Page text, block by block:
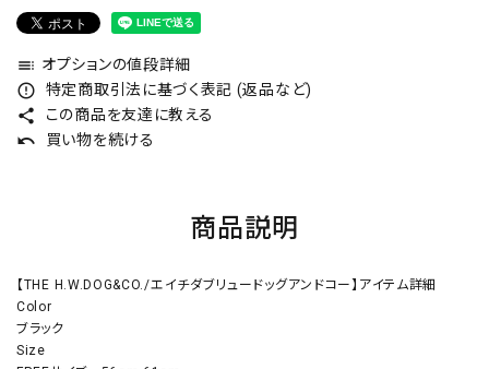
toc オプションの値段詳細
error_outline 特定商取引法に基づく表記 (返品など)
share この商品を友達に教える
undo 買い物を続ける
商品説明
【THE H.W.DOG&CO./エイチダブリュードッグアンドコー】アイテム詳細
Color
ブラック
Size